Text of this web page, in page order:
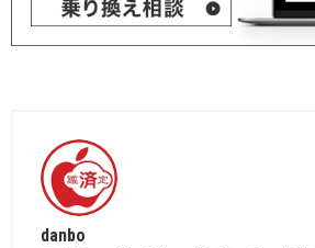
danbo